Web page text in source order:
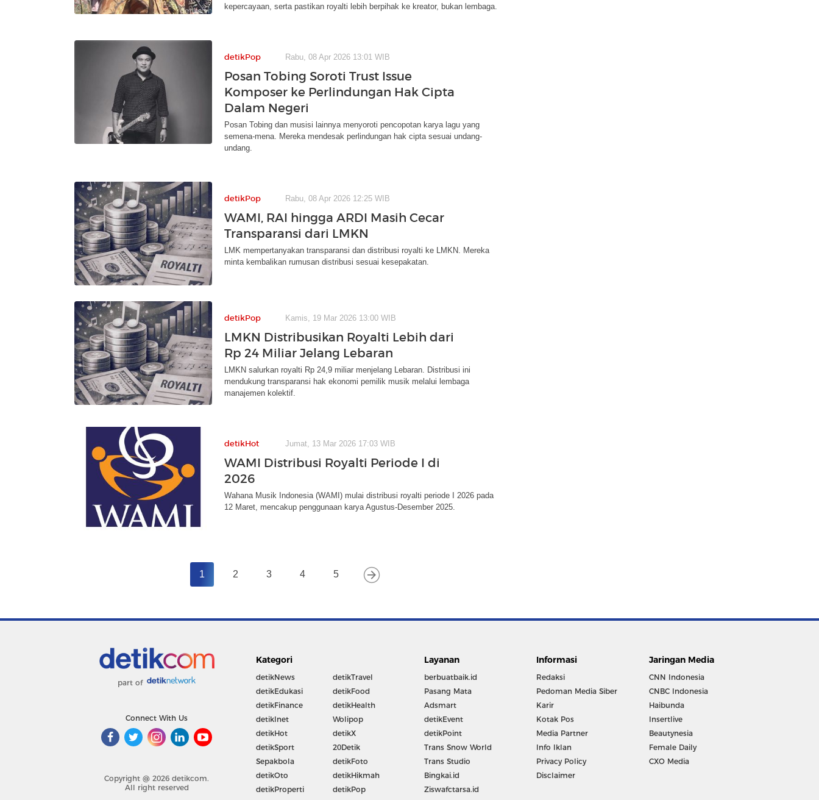
kepercayaan, serta pastikan royalti lebih berpihak ke kreator, bukan lembaga.
detikPop Rabu, 08 Apr 2026 13:01 WIB
Posan Tobing Soroti Trust Issue
Komposer ke Perlindungan Hak Cipta
Dalam Negeri
Posan Tobing dan musisi lainnya menyoroti pencopotan karya lagu yang
semena-mena. Mereka mendesak perlindungan hak cipta sesuai undang-
undang.
detikPop Rabu, 08 Apr 2026 12:25 WIB
WAMI, RAI hingga ARDI Masih Cecar
Transparansi dari LMKN
LMK mempertanyakan transparansi dan distribusi royalti ke LMKN. Mereka
minta kembalikan rumusan distribusi sesuai kesepakatan.
detikPop Kamis, 19 Mar 2026 13:00 WIB
LMKN Distribusikan Royalti Lebih dari
Rp 24 Miliar Jelang Lebaran
LMKN salurkan royalti Rp 24,9 miliar menjelang Lebaran. Distribusi ini
mendukung transparansi hak ekonomi pemilik musik melalui lembaga
manajemen kolektif.
detikHot Jumat, 13 Mar 2026 17:03 WIB
WAMI Distribusi Royalti Periode I di
2026
Wahana Musik Indonesia (WAMI) mulai distribusi royalti periode I 2026 pada
12 Maret, mencakup penggunaan karya Agustus-Desember 2025.
1 2 3 4 5
part of
Connect With Us
Copyright @ 2026 detikcom.
All right reserved
Kategori
detikNews
detikEdukasi
detikFinance
detikInet
detikHot
detikSport
Sepakbola
detikOto
detikProperti
detikTravel
detikFood
detikHealth
Wolipop
detikX
20Detik
detikFoto
detikHikmah
detikPop
Layanan
berbuatbaik.id
Pasang Mata
Adsmart
detikEvent
detikPoint
Trans Snow World
Trans Studio
Bingkai.id
Ziswafctarsa.id
Informasi
Redaksi
Pedoman Media Siber
Karir
Kotak Pos
Media Partner
Info Iklan
Privacy Policy
Disclaimer
Jaringan Media
CNN Indonesia
CNBC Indonesia
Haibunda
Insertlive
Beautynesia
Female Daily
CXO Media